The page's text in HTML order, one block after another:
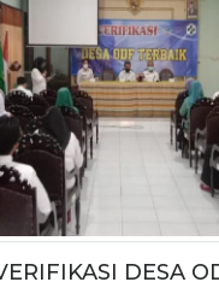
DESA